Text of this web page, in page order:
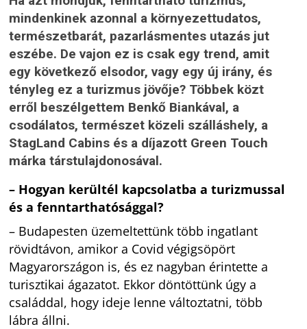
mindenkinek azonnal a környezettudatos,
természetbarát, pazarlásmentes utazás jut
eszébe. De vajon ez is csak egy trend, amit
egy következő elsodor, vagy egy új irány, és
tényleg ez a turizmus jövője? Többek közt
erről beszélgettem Benkő Biankával, a
csodálatos, természet közeli szálláshely, a
StagLand Cabins és a díjazott Green Touch
márka társtulajdonosával.
– Hogyan kerültél kapcsolatba a turizmussal
és a fenntarthatósággal?
– Budapesten üzemeltettünk több ingatlant
rövidtávon, amikor a Covid végigsöpört
Magyarországon is, és ez nagyban érintette a
turisztikai ágazatot. Ekkor döntöttünk úgy a
családdal, hogy ideje lenne változtatni, több
lábra állni.